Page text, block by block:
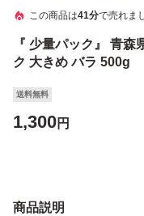
この商品は41分で売れま
『 少量パック』 青
ク 大きめ バラ 500g
送料無料
1,300円
商品説明